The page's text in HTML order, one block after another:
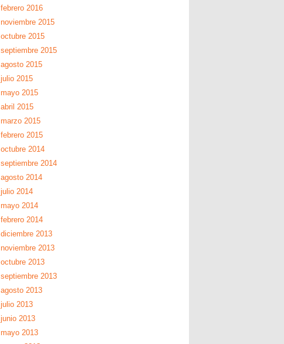
febrero 2016
noviembre 2015
octubre 2015
septiembre 2015
agosto 2015
julio 2015
mayo 2015
abril 2015
marzo 2015
febrero 2015
octubre 2014
septiembre 2014
agosto 2014
julio 2014
mayo 2014
febrero 2014
diciembre 2013
noviembre 2013
octubre 2013
septiembre 2013
agosto 2013
julio 2013
junio 2013
mayo 2013